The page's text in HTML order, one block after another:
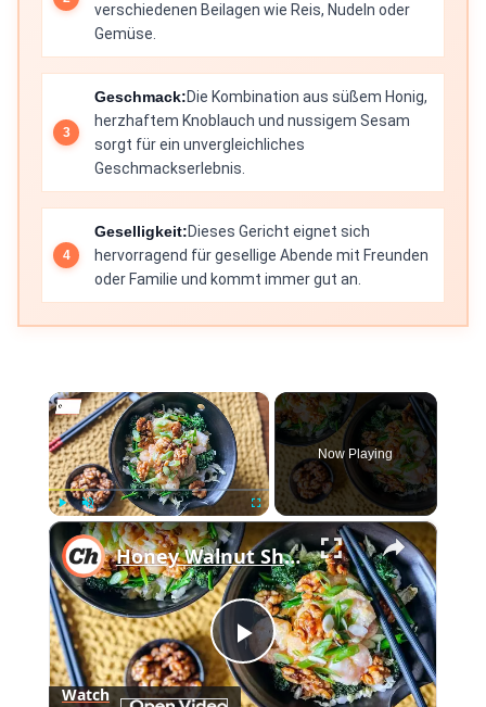
verschiedenen Beilagen wie Reis, Nudeln oder
Gemüse.
Geschmack:Die Kombination aus süßem Honig,
herzhaftem Knoblauch und nussigem Sesam
sorgt für ein unvergleichliches
Geschmackserlebnis.
Geselligkeit:Dieses Gericht eignet sich
hervorragend für gesellige Abende mit Freunden
oder Familie und kommt immer gut an.
×
Unmute Fullscreen
Now Playing
×
Play
Honey Walnut Shrimp Bowl Recipe
Watch